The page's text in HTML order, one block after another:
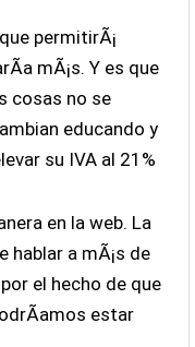
permitirÃ¡
mÃ¡s. Y es que
cosas no se
educando y
su IVA al 21%
en la web. La
hablar a mÃ¡s de
el hecho de que
estar